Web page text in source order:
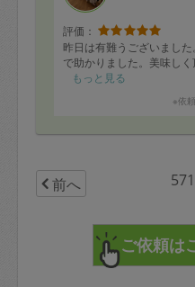
評価：
昨日は有難うございまし
で助かりました。美味しく
もっと見る
※依
前へ